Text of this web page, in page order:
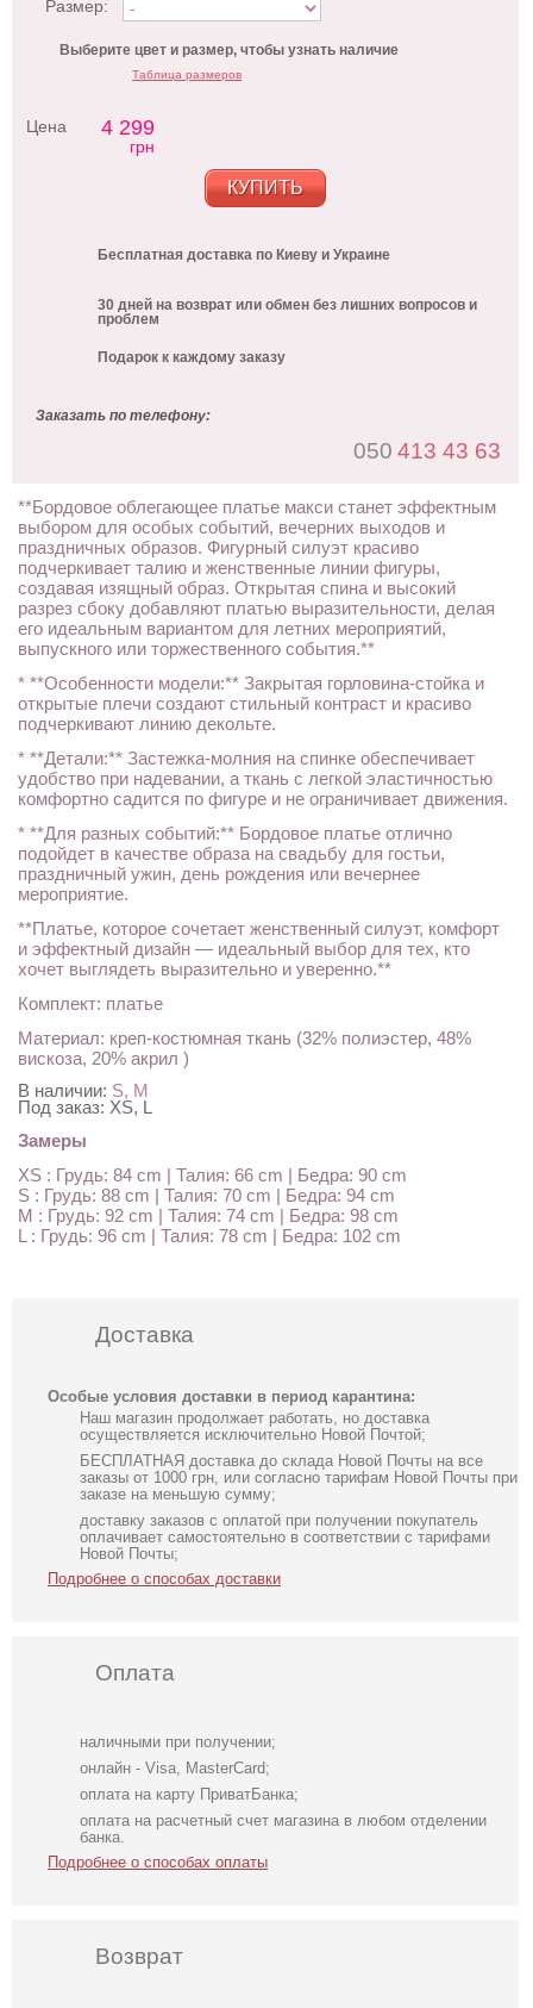
Размер:
Выберите цвет и размер, чтобы узнать наличие
Таблица размеров
Цена 4 299
грн
КУПИТЬ
Бесплатная доставка по Киеву и Украине
30 дней на возврат или обмен без лишних вопросов и
проблем
Подарок к каждому заказу
Заказать по телефону:
050 413 43 63
**Бордовое облегающее платье макси станет эффектным
выбором для особых событий, вечерних выходов и
праздничных образов. Фигурный силуэт красиво
подчеркивает талию и женственные линии фигуры,
создавая изящный образ. Открытая спина и высокий
разрез сбоку добавляют платью выразительности, делая
его идеальным вариантом для летних мероприятий,
выпускного или торжественного события.**
* **Особенности модели:** Закрытая горловина-стойка и
открытые плечи создают стильный контраст и красиво
подчеркивают линию декольте.
* **Детали:** Застежка-молния на спинке обеспечивает
удобство при надевании, а ткань с легкой эластичностью
комфортно садится по фигуре и не ограничивает движения.
* **Для разных событий:** Бордовое платье отлично
подойдет в качестве образа на свадьбу для гостьи,
праздничный ужин, день рождения или вечернее
мероприятие.
**Платье, которое сочетает женственный силуэт, комфорт
и эффектный дизайн — идеальный выбор для тех, кто
хочет выглядеть выразительно и уверенно.**
Комплект: платье
Материал: креп-костюмная ткань (32% полиэстер, 48%
вискоза, 20% акрил )
В наличии: S, M
Под заказ: XS, L
Замеры
XS : Грудь: 84 cm | Талия: 66 cm | Бедра: 90 cm
S : Грудь: 88 cm | Талия: 70 cm | Бедра: 94 cm
M : Грудь: 92 cm | Талия: 74 cm | Бедра: 98 cm
L : Грудь: 96 cm | Талия: 78 cm | Бедра: 102 cm
Доставка
Особые условия доставки в период карантина:
Наш магазин продолжает работать, но доставка
осуществляется исключительно Новой Почтой;
БЕСПЛАТНАЯ доставка до склада Новой Почты на все
заказы от 1000 грн, или согласно тарифам Новой Почты при
заказе на меньшую сумму;
доставку заказов с оплатой при получении покупатель
оплачивает самостоятельно в соответствии с тарифами
Новой Почты;
Подробнее о способах доставки
Оплата
наличными при получении;
онлайн - Visa, MasterCard;
оплата на карту ПриватБанка;
оплата на расчетный счет магазина в любом отделении
банка.
Подробнее о способах оплаты
Возврат